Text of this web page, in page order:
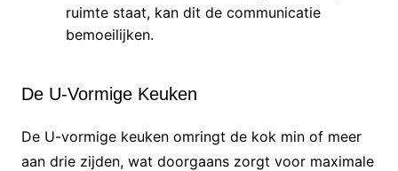
ruimte staat, kan dit de communicatie
bemoeilijken.
De U-Vormige Keuken
De U-vormige keuken omringt de kok min of meer
aan drie zijden, wat doorgaans zorgt voor maximale